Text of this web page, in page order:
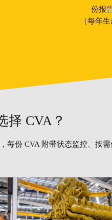
份报
（每年生
选择 CVA？
每份 CVA 附带状态监控、按